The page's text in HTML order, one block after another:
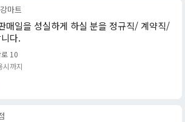
마트
매일을 성실하게 하실 분을 정규직/ 계약직/
다.
10
시까지